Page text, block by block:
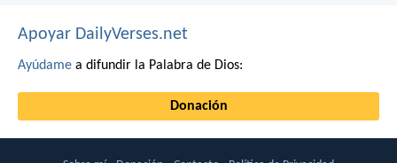
Apoyar DailyVerses.net
Ayúdame a difundir la Palabra de Dios:
Donación